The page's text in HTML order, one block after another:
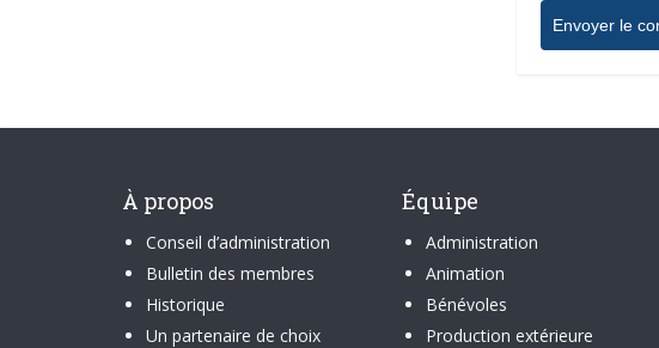
À propos
Conseil d’administration
Bulletin des membres
Historique
Un partenaire de choix
Équipe
Administration
Animation
Bénévoles
Production extérieure